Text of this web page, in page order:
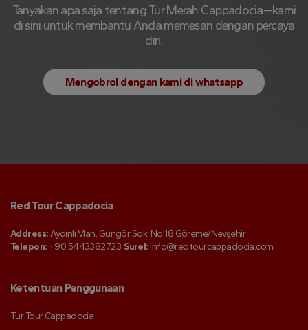
Tanyakan apa saja tentang Tur Merah Cappadocia—kami
di sini untuk membantu Anda memesan dengan percaya
diri.
Mengobrol dengan kami di whatsapp
Red Tour Cappadocia
Address:Aydınlı Mah. Güngör Sok. No:18 Göreme/Nevşehir
Telepon: +90 5443382723 Surel: info@redtourcappadocia.com
Ketentuan Penggunaan
Tur Tour Cappadocia